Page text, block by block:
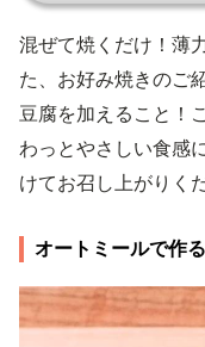
混ぜて焼くだけ！薄
た、お好み焼きのご
豆腐を加えること！
わっとやさしい食感
けてお召し上がりく
オートミールで作